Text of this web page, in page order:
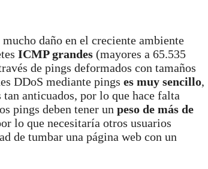
daño en el creciente ambiente
ICMP grandes (mayores a 65.535
de pings deformados con tamaños
DDoS mediante pings es muy sencillo,
anticuados, por lo que hace falta
pings deben tener un peso de más de
lo que necesitaría otros usuarios
de tumbar una página web con un